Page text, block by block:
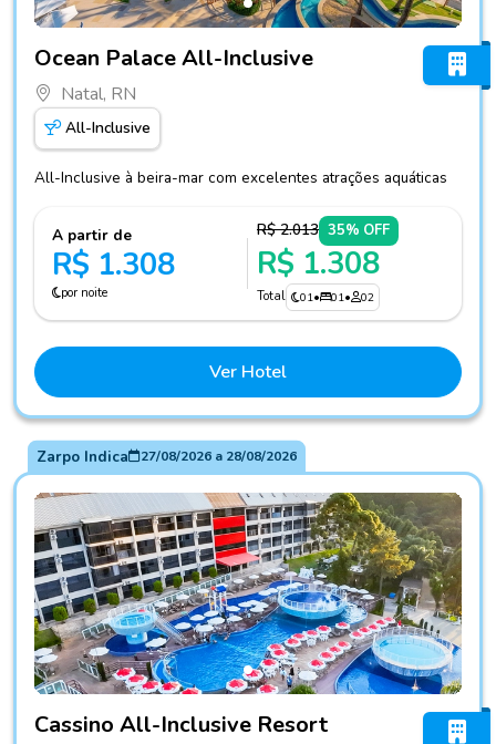
Ocean Palace All-Inclusive
Natal, RN
All-Inclusive
All-Inclusive à beira-mar com excelentes atrações aquáticas
A partir de
R$ 1.308
por noite
R$ 2.013 35% OFF
R$ 1.308
Total 01• 01• 02
Ver Hotel
Zarpo Indica 27/08/2026a 28/08/2026
Cassino All-Inclusive Resort